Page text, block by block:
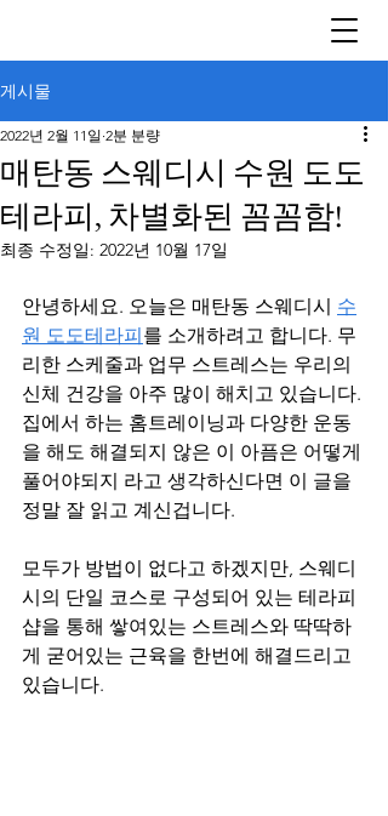
게시물
매탄동 스웨디시 수원 도도
테라피, 차별화된 꼼꼼함!
2022년 2월 11일 2분 분량
최종 수정일: 2022년 10월 17일
안녕하세요. 오늘은 매탄동 스웨디시 수
원 도도테라피를 소개하려고 합니다. 무
리한 스케줄과 업무 스트레스는 우리의
신체 건강을 아주 많이 해치고 있습니다.
집에서 하는 홈트레이닝과 다양한 운동
을 해도 해결되지 않은 이 아픔은 어떻게
풀어야되지 라고 생각하신다면 이 글을
정말 잘 읽고 계신겁니다.
모두가 방법이 없다고 하겠지만, 스웨디
시의 단일 코스로 구성되어 있는 테라피
샵을 통해 쌓여있는 스트레스와 딱딱하
게 굳어있는 근육을 한번에 해결드리고
있습니다.